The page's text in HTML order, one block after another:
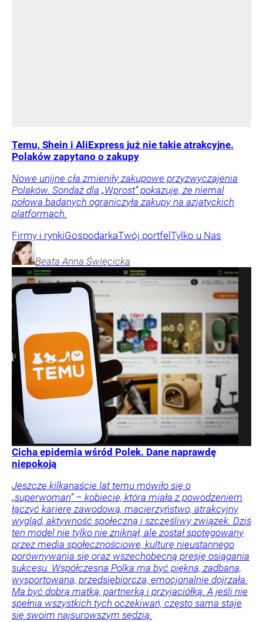
Temu, Shein i AliExpress już nie takie atrakcyjne.
Polaków zapytano o zakupy
Nowe unijne cła zmieniły zakupowe przyzwyczajenia
Polaków. Sondaż dla „Wprost” pokazuje, że niemal
połowa badanych ograniczyła zakupy na azjatyckich
platformach.
Firmy i rynkiGospodarkaTwój portfel Tylko u Nas
Beata Anna Święcicka
Cicha epidemia wśród Polek. Dane naprawdę
niepokoją
Jeszcze kilkanaście lat temu mówiło się o
„superwoman” – kobiecie, która miała z powodzeniem
łączyć karierę zawodową, macierzyństwo, atrakcyjny
wygląd, aktywność społeczną i szczęśliwy związek. Dziś
ten model nie tylko nie zniknął, ale został spotęgowany
przez media społecznościowe, kulturę nieustannego
porównywania się oraz wszechobecną presję osiągania
sukcesu. Współczesna Polka ma być piękna, zadbana,
wysportowana, przedsiębiorcza, emocjonalnie dojrzała.
Ma być dobrą matką, partnerką i przyjaciółką. A jeśli nie
spełnia wszystkich tych oczekiwań, często sama staje
się swoim najsurowszym sędzią.